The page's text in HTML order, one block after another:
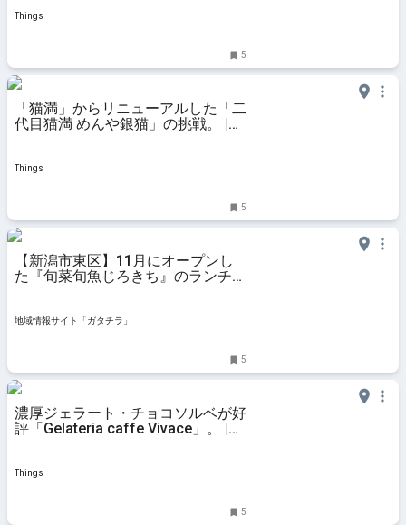
Things
5
「猫満」からリニューアルした「二
代目猫満 めんや銀猫」の挑戦。 |
Things
5
【新潟市東区】11月にオープンし
た『旬菜旬魚じろきち』のランチ定
得情報もあり♪ - 地域情報サイト
地域情報サイト「ガタチラ」
5
濃厚ジェラート・チョコソルベが好
評「Gelateria caffe Vivace」。 |
Things
5